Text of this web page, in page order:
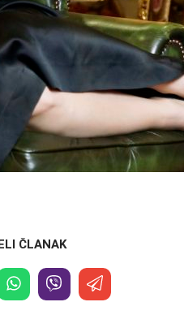
ČLANAK